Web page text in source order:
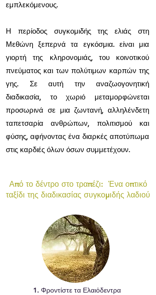
εμπλεκόμενους.
Η περίοδος συγκομιδής της ελιάς στη
Μεθώνη ξεπερνά τα εγκόσμια. είναι μια
γιορτή της κληρονομιάς, του κοινοτικού
πνεύματος και των πολύτιμων καρπών της
γης. Σε αυτή την αναζωογονητική
διαδικασία, το χωριό μεταμορφώνεται
προσωρινά σε μια ζωντανή, αλληλένδετη
ταπετσαρία ανθρώπων, πολιτισμού και
φύσης, αφήνοντας ένα διαρκές αποτύπωμα
στις καρδιές όλων όσων συμμετέχουν.
Από το δέντρο στο τραπέζι: Ένα οπτικό
ταξίδι της διαδικασίας συγκομιδής λαδιού
1. Φροντίστε τα Ελαιὀδεντρα